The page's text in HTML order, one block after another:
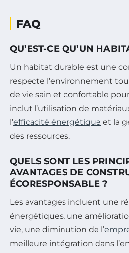
FAQ
QU’EST-CE QU’UN
Un habitat durable est une
respecte l’environnement
de vie sain et confortable
inclut l’utilisation de
l’efficacité énergétique et la
des ressources.
QUELS SONT LES
AVANTAGES DE
ÉCORESPONSABLE ?
Les avantages incluent une
énergétiques, une
vie, une diminution de l’
meilleure intégration dans